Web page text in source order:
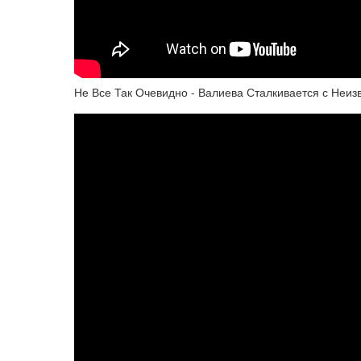
Не Все Так Очевидно - Валиева Сталкивается с